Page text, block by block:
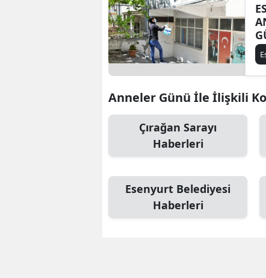
Anneler Günü İle İlişkili
Çırağan Sarayı
Haberleri
Esenyurt Belediyesi
Haberleri